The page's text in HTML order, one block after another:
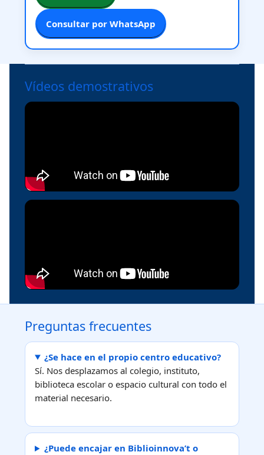
Consultar por WhatsApp
Vídeos demostrativos
Preguntas frecuentes
¿Se hace en el propio centro educativo?
Sí. Nos desplazamos al colegio, instituto,
biblioteca escolar o espacio cultural con todo el
material necesario.
¿Puede encajar en Biblioinnova’t o